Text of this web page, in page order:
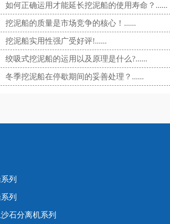
如何正确运用才能延长挖泥船的使用寿命？......
挖泥船的质量是市场竞争的核心！......
挖泥船实用性强广受好评!......
绞吸式挖泥船的运用以及原理是什么?......
冬季挖泥船在停歇期间的妥善处理？......
列
列
石分离机系列